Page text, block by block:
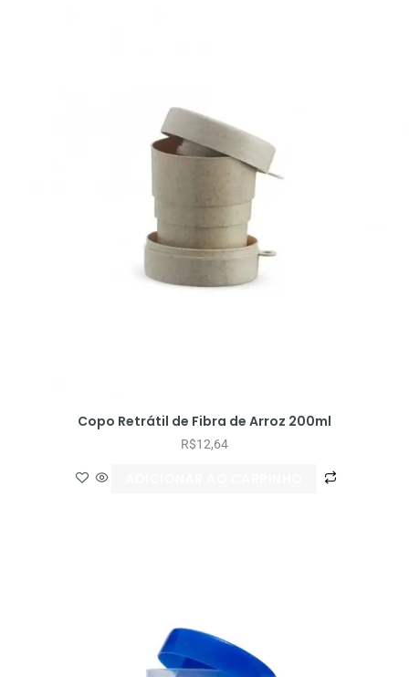
Copo Retrátil de Fibra de Arroz 200ml
R$12,64